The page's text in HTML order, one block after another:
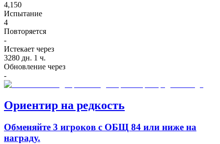
4,150
Испытание
4
Повторяется
-
Истекает через
3280 дн. 1 ч.
Обновление через
-
Ориентир на редкость
Обменяйте 3 игроков с ОБЩ 84 или ниже на
награду.